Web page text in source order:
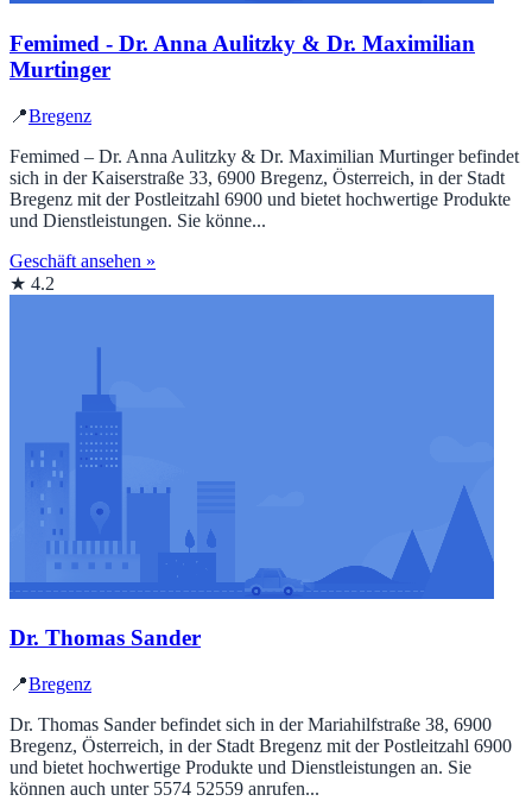
Femimed - Dr. Anna Aulitzky & Dr. Maximilian
Murtinger
📍Bregenz
Femimed – Dr. Anna Aulitzky & Dr. Maximilian Murtinger befindet
sich in der Kaiserstraße 33, 6900 Bregenz, Österreich, in der Stadt
Bregenz mit der Postleitzahl 6900 und bietet hochwertige Produkte
und Dienstleistungen. Sie könne...
Geschäft ansehen »
★ 4.2
Dr. Thomas Sander
📍Bregenz
Dr. Thomas Sander befindet sich in der Mariahilfstraße 38, 6900
Bregenz, Österreich, in der Stadt Bregenz mit der Postleitzahl 6900
und bietet hochwertige Produkte und Dienstleistungen an. Sie
können auch unter 5574 52559 anrufen...